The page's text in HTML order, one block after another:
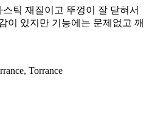
틱 재질이고 뚜껑이 잘 닫혀서
이 있지만 기능에는 문제없고 깨
Torrance